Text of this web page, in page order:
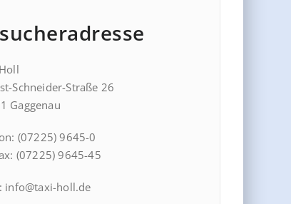
Schneider-Straße 26
Gaggenau
(07225) 9645-0
(07225) 9645-45
info@taxi-holl.de